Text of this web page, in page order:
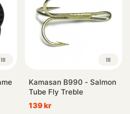
Kamasan B990 - Salmon
Tube Fly Treble
139 kr